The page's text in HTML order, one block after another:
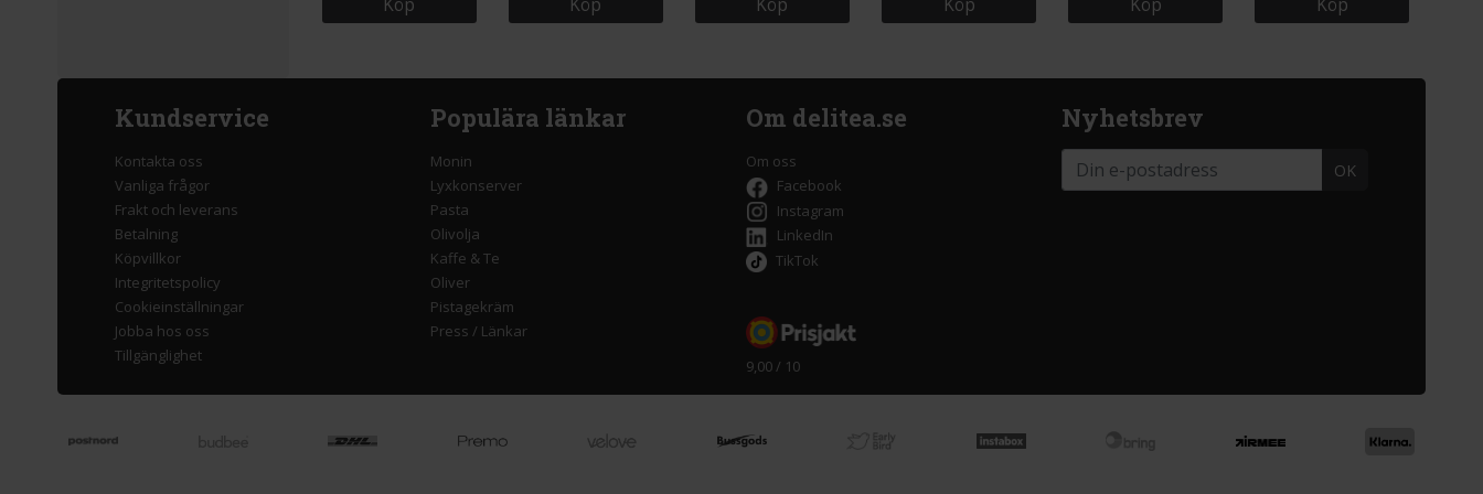
Kundservice
Kontakta oss
Vanliga frågor
Frakt och leverans
Betalning
Köpvillkor
Integritetspolicy
Cookieinställningar
Jobba hos oss
Tillgänglighet
Populära länkar
Monin
Lyxkonserver
Pasta
Olivolja
Kaffe & Te
Oliver
Pistagekräm
Press / Länkar
Om delitea.se
Om oss
Facebook
Instagram
LinkedIn
TikTok
9,00 / 10
Nyhetsbrev
OK